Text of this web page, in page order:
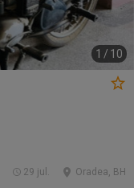
1 / 10
Oradea, BH
29 jul.